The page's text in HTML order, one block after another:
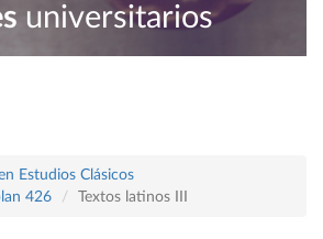
universitarios
Estudios Clásicos
426
Textos latinos III